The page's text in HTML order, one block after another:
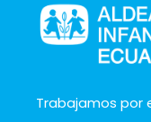
Trabajamos por